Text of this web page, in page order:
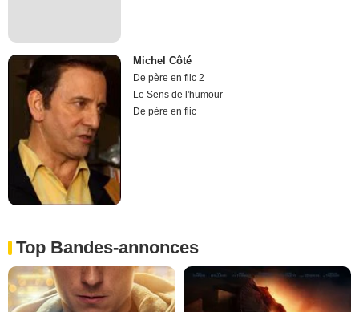
Michel Côté
De père en flic 2
Le Sens de l'humour
De père en flic
Top Bandes-annonces